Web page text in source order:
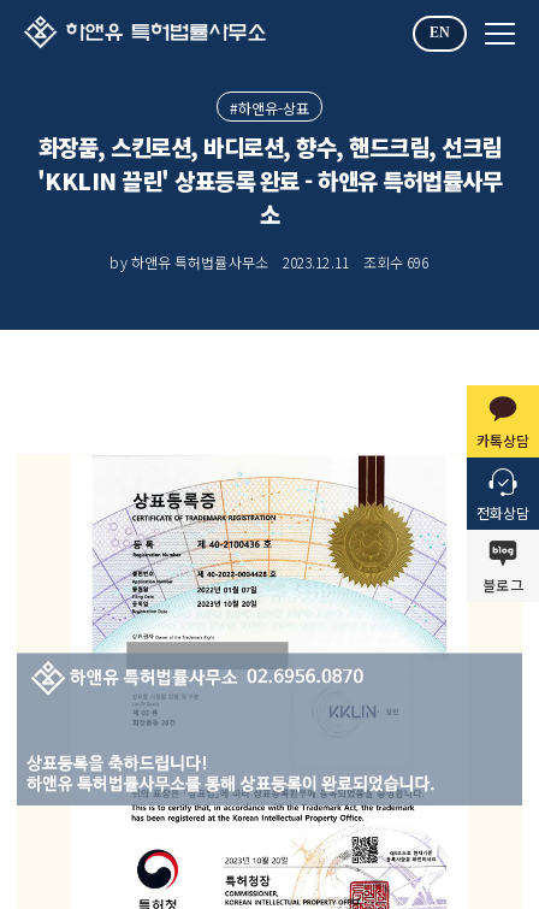
EN
카톡상담
전화상담
블로그
#하앤유-상표
화장품, 스킨로션, 바디로션, 향수, 핸드크림, 선크림
'KKLIN 끌린' 상표등록 완료 - 하앤유 특허법률사무
소
by 하앤유 특허법률사무소 2023.12.11 조회수 696